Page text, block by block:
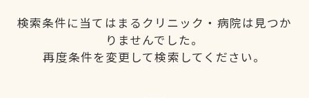
検索条件に当てはまるクリニック・病院は見つか
りませんでした。
再度条件を変更して検索してください。